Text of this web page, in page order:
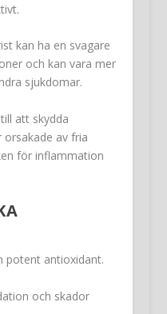
kan ha en svagare
och kan vara mer
sjukdomar.
att skydda
orsakade av fria
för inflammation
potent antioxidant.
och skador